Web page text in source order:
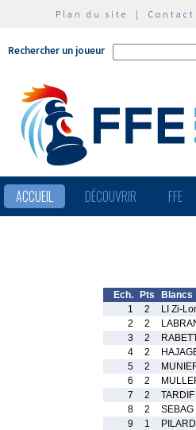
Plan du site | Contact
Rechercher un joueur
ACCUEIL DÉCOUVRIR FFE
Ech. Pts
Blancs
1
2
LI Zi-
2
2
3
2
4
2
5
2
6
2
7
2
TARDIF
8
2
SEBAG
9
1